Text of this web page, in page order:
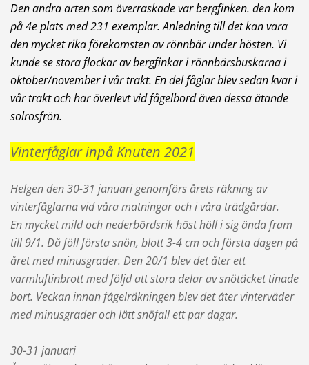
Den andra arten som överraskade var bergfinken. den kom
på 4e plats med 231 exemplar. Anledning till det kan vara
den mycket rika förekomsten av rönnbär under hösten. Vi
kunde se stora flockar av bergfinkar i rönnbärsbuskarna i
oktober/november i vår trakt. En del fåglar blev sedan kvar i
vår trakt och har överlevt vid fågelbord även dessa ätande
solrosfrön.
Vinterfåglar inpå Knuten 2021
Helgen den 30-31 januari genomförs årets räkning av
vinterfåglarna vid våra matningar och i våra trädgårdar.
En mycket mild och nederbördsrik höst höll i sig ända fram
till 9/1. Då föll första snön, blott 3-4 cm och första dagen på
året med minusgrader. Den 20/1 blev det åter ett
varmluftinbrott med följd att stora delar av snötäcket tinade
bort. Veckan innan fågelräkningen blev det åter vinterväder
med minusgrader och lätt snöfall ett par dagar.
30-31 januari